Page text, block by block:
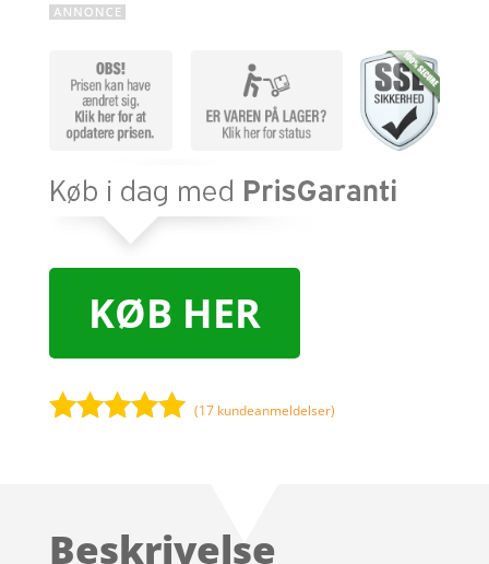
KØB HER
kundebedøm
(17 kundeanmeldelser)
Beskrivelse